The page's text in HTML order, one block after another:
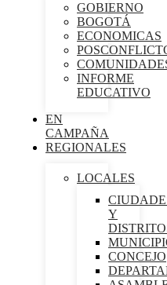
GOBIERNO
BOGOTÁ
ECONOMICAS
INFORME
EDUCATIVO
EN
CAMPAÑA
REGIONALES
LOCALES
Y
CONCEJO